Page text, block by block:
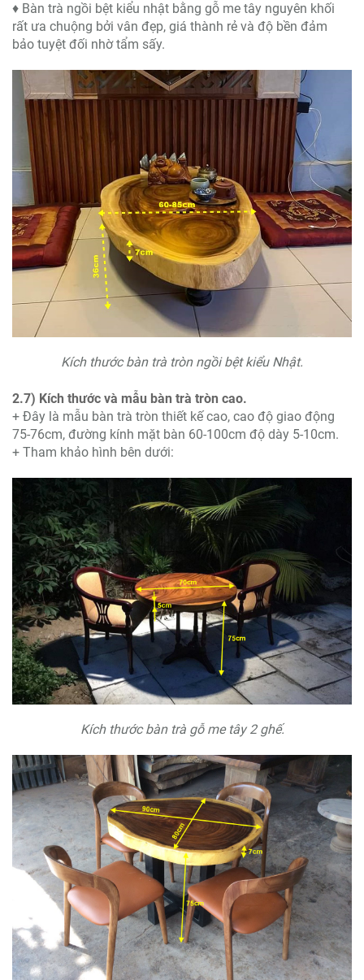
♦ Bàn trà ngồi bệt kiểu nhật bằng gỗ me tây nguyên khối
rất ưa chuộng bởi vân đẹp, giá thành rẻ và độ bền đảm
bảo tuyệt đối nhờ tẩm sấy.
Kích thước bàn trà tròn ngồi bệt kiểu Nhật.
2.7) Kích thước và mẫu bàn trà tròn cao.
+ Đây là mẫu bàn trà tròn thiết kế cao, cao độ giao động
75-76cm, đường kính mặt bàn 60-100cm độ dày 5-10cm.
+ Tham khảo hình bên dưới:
Kích thước bàn trà gỗ me tây 2 ghế.